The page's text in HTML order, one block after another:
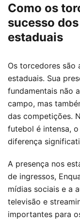
Como os
sucesso
estaduais
Os torcedores são
estaduais. Sua
fundamentais não
campo, mas
das competições.
futebol é intensa,
diferença
A presença nos
de ingressos,
mídias sociais e a
televisão e
importantes para